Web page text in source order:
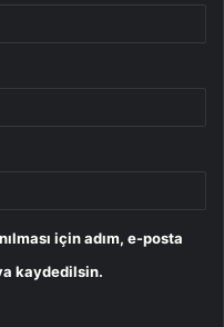
için adım, e-posta
kaydedilsin.